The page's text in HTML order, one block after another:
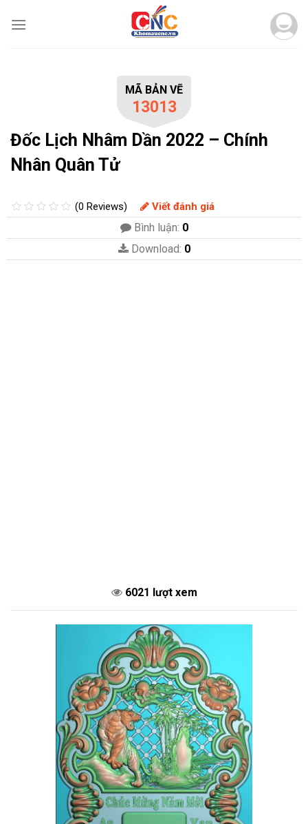
MÃ BẢN VẼ
13013
Đốc Lịch Nhâm Dần 2022 – Chính
Nhân Quân Tử
(0 Reviews) Viết đánh giá
Bình luận: 0
Download: 0
6021 lượt xem